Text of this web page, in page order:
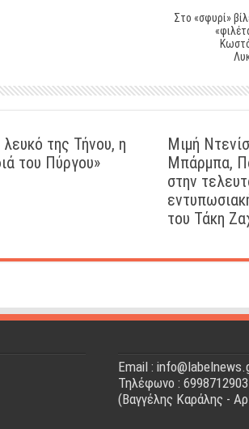
Στο «σφυρί»
λευκό της Τήνου, η
του Πύργου»
Μιμή
Μπάρμπα,
στην
του Τάκη
Email :
Τηλέφωνο : 6998712903
(Βαγγέλης Καράλης -